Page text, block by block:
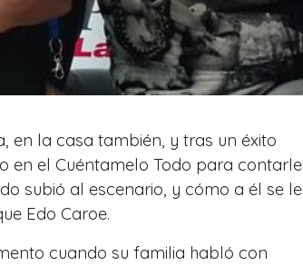
en la casa también, y tras un éxito
en el Cuéntamelo Todo para contarle
subió al escenario, y cómo a él se le
Edo Caroe.
cuando su familia habló con